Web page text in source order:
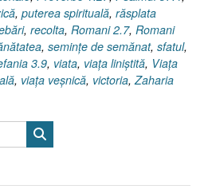
, puterea spirituală, răsplata
, recolta, Romani 2.7, Romani
, seminţe de semănat, sfatul,
3.9, viata, viaţa liniştită, Viaţa
, viaţa veşnică, victoria,Zaharia